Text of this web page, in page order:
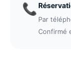
📞
Par
Confirmé